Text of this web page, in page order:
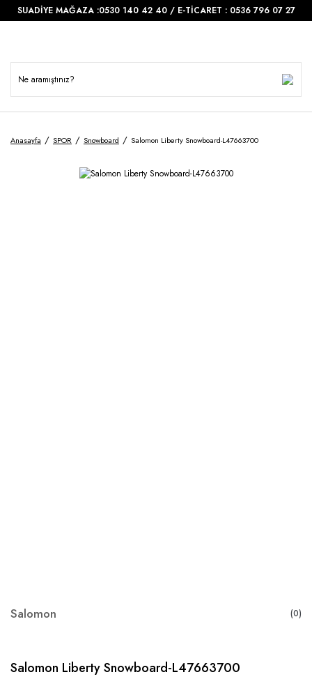
SUADİYE MAĞAZA :0530 140 42 40 / E-TİCARET : 0536 796 07 27
Anasayfa SPOR Snowboard Salomon Liberty Snowboard-L47663700
Salomon (0)
Salomon Liberty Snowboard-L47663700